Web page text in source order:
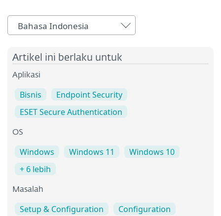
Bahasa Indonesia
Artikel ini berlaku untuk
Aplikasi
Bisnis
Endpoint Security
ESET Secure Authentication
OS
Windows Windows 11
Windows 10
+ 6 lebih
Masalah
Setup & Configuration Configuration